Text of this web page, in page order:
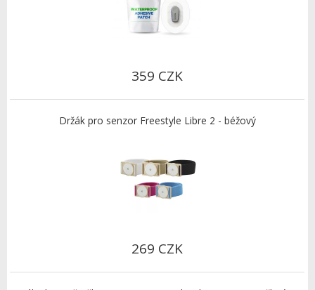
359 CZK
Držák pro senzor Freestyle Libre 2 - béžový
269 CZK